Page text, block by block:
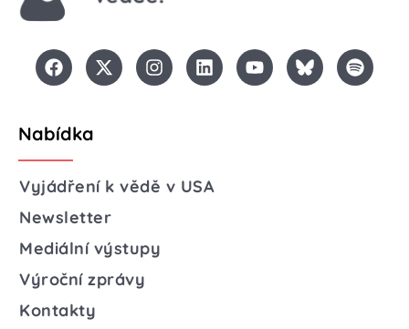
Nabídka
Vyjádření k vědě v USA
Newsletter
Mediální výstupy
Výroční zprávy
Kontakty